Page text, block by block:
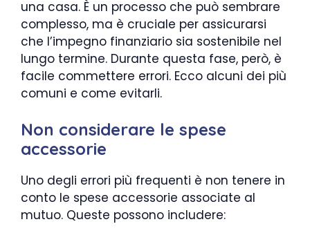
una casa. È un processo che può sembrare
complesso, ma è cruciale per assicurarsi
che l’impegno finanziario sia sostenibile nel
lungo termine. Durante questa fase, però, è
facile commettere errori. Ecco alcuni dei più
comuni e come evitarli.
Non considerare le spese
accessorie
Uno degli errori più frequenti è non tenere in
conto le spese accessorie associate al
mutuo. Queste possono includere: